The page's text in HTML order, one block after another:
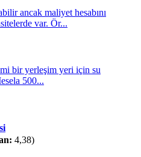
ancak maliyet hesabını
var. Ör...
bir yerleşim yeri için su
500...
4,38)